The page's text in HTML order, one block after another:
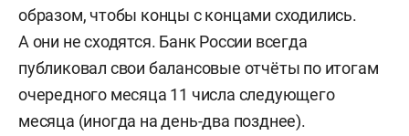
организации инвестиции в реальном секторе
экономики» (1999), «Бегство капитала из России»
(2002), «Бегство капитала из России:
макроэкономический и валютно-финансовые
аспекты» (2002) и множества статей.
образом, чтобы концы с концами сходились.
А они не сходятся. Банк России всегда
публиковал свои балансовые отчёты по итогам
очередного месяца 11 числа следующего
месяца (иногда на день-два позднее).